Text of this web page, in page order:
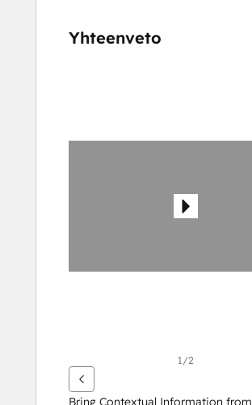
Yhteenveto
1/2
Bring Contextual Information from